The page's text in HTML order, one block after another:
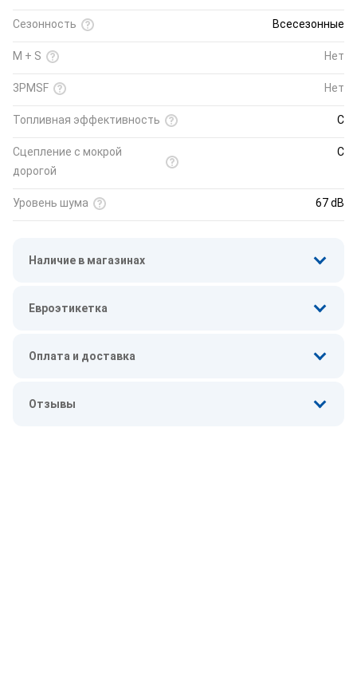
Сезонность Всесезонные
M + S Нет
3PMSF Нет
Топливная эффективность C
Cцепление с мокрой
дорогой
C
Уровень шума 67 dB
Наличие в магазинах
Евроэтикетка
Оплата и доставка
Отзывы